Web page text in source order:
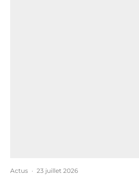
Actus · 23 juillet 2026